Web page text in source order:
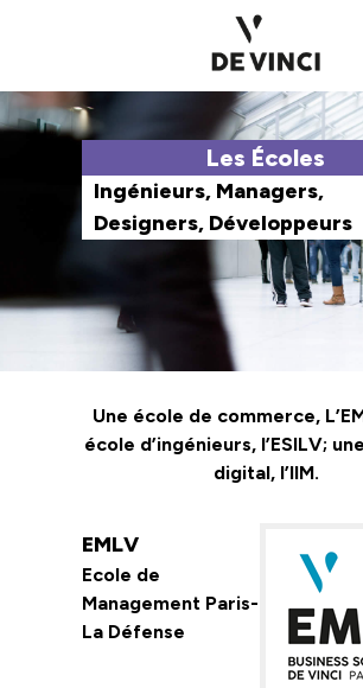
Les Écoles
Ingénieurs, Managers,
Designers, Développeurs
Une école de commerce,
école d’ingénieurs, l’ESILV;
digital, l’IIM.
EMLV
Ecole de
Management Paris-
La Défense